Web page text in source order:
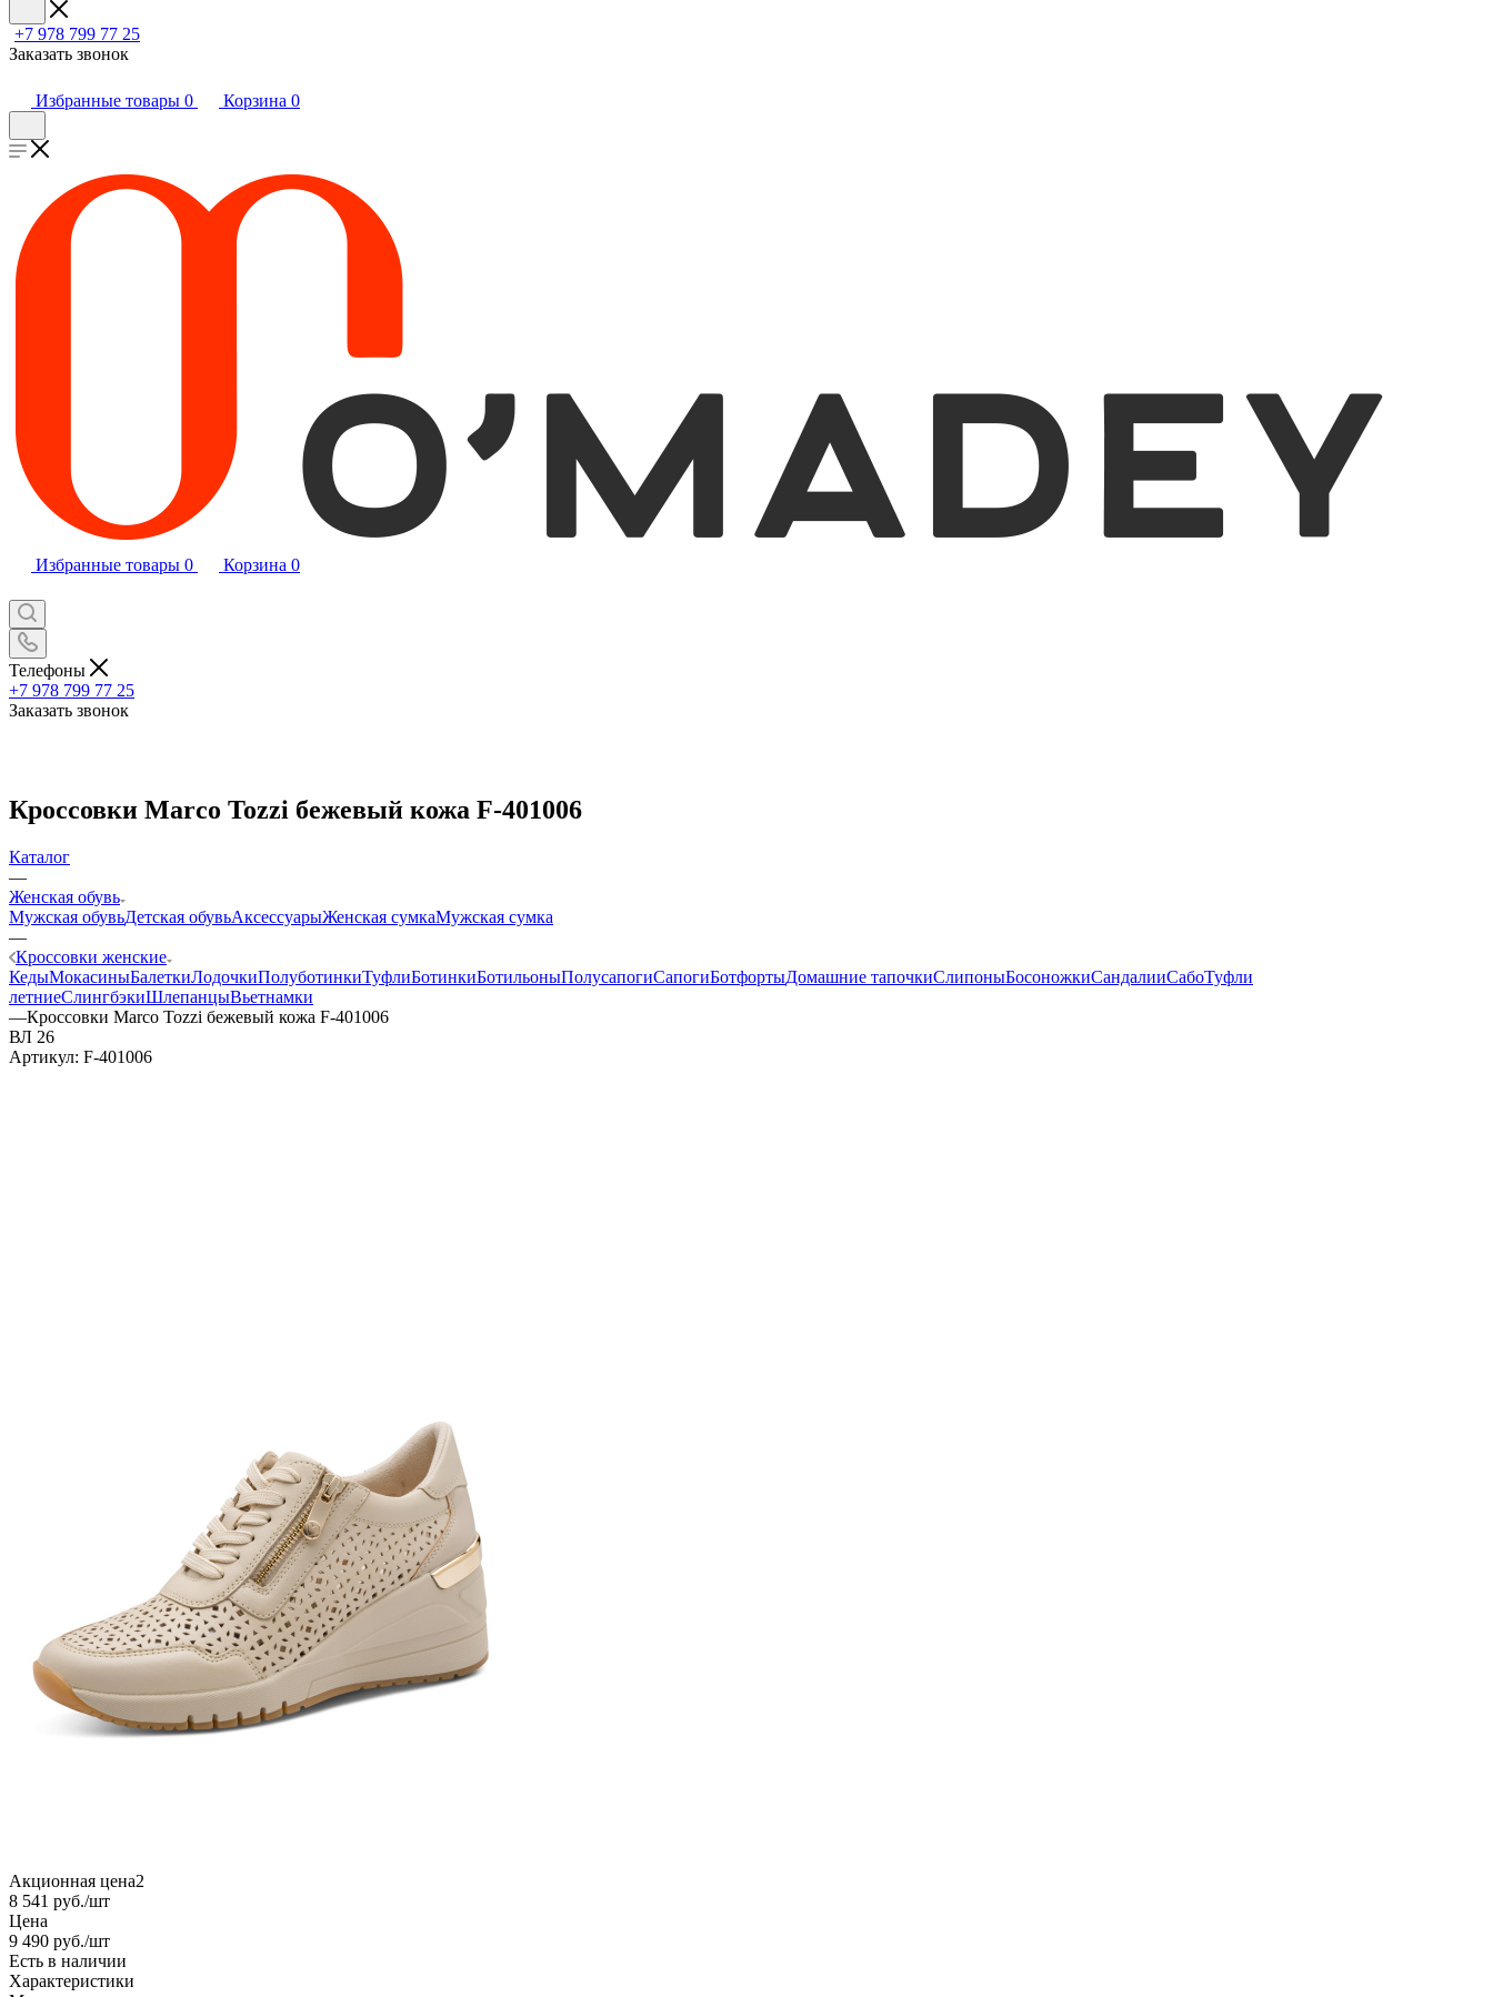
+7 978 799 77 25
Заказать звонок
Избранные товары 0 Корзина 0
Избранные товары 0 Корзина 0
Телефоны
+7 978 799 77 25
Заказать звонок
Кроссовки Marco Tozzi бежевый кожа F-401006
Каталог
—
Женская обувь
Мужская обувьДетская обувьАксессуарыЖенская сумкаМужская сумка
—
Кроссовки женские
КедыМокасиныБалеткиЛодочкиПолуботинкиТуфлиБотинкиБотильоныПолусапогиСапогиБотфортыДомашние тапочкиСлипоныБосоножкиСандалииСабоТуфли
летниеСлингбэкиШлепанцыВьетнамки
—Кроссовки Marco Tozzi бежевый кожа F-401006
ВЛ 26
Артикул: F-401006
Акционная цена2
8 541 руб./шт
Цена
9 490 руб./шт
Есть в наличии
Характеристики